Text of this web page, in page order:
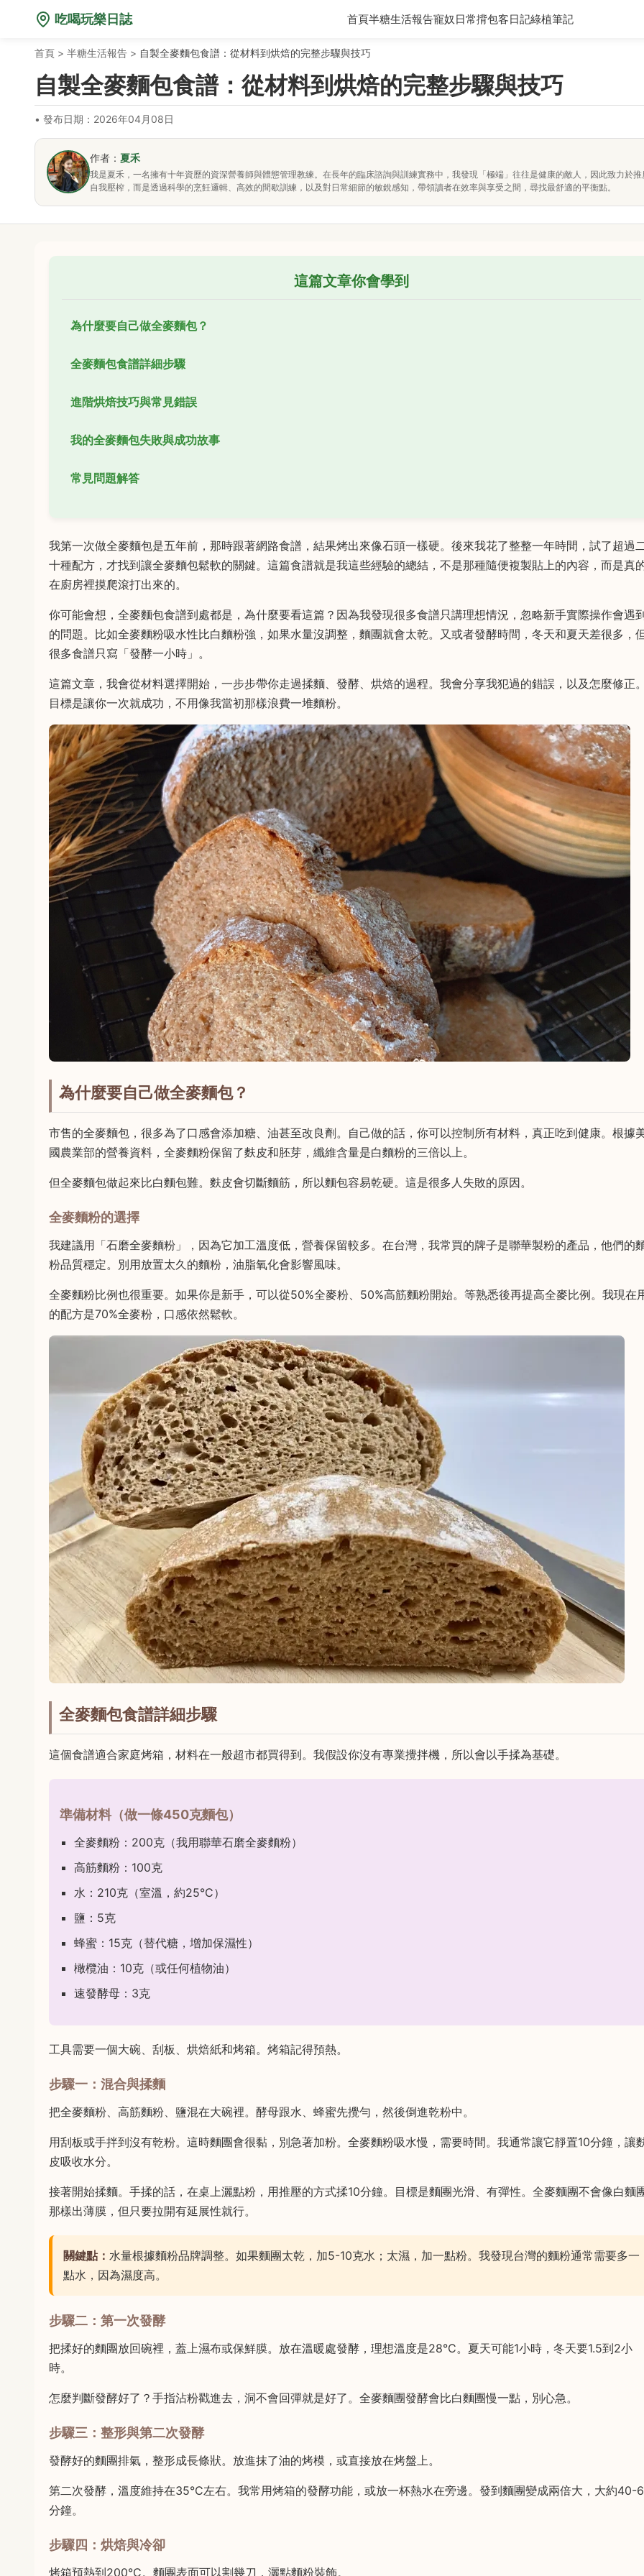
吃喝玩樂日誌 首頁半糖生活報告寵奴日常揹包客日記綠植筆記
首頁 > 半糖生活報告 > 自製全麥麵包食譜：從材料到烘焙的完整步驟與技巧
自製全麥麵包食譜：從材料到烘焙的完整步驟與技巧
• 發布日期：2026年04月08日
作者： 夏禾
我是夏禾，一名擁有十年資歷的資深營養師與體態管理教練。在長年的臨床諮詢與訓練實務中，我發現「極端」往往是健康的敵人，因此致力於
自我壓榨，而是透過科學的烹飪邏輯、高效的間歇訓練，以及對日常細節的敏銳感知，帶領讀者在效率與享受之間，尋找最舒適的平衡點。
這篇文章你會學到
為什麼要自己做全麥麵包？
全麥麵包食譜詳細步驟
進階烘焙技巧與常見錯誤
我的全麥麵包失敗與成功故事
常見問題解答
我第一次做全麥麵包是五年前，那時跟著網路食譜，結果烤出來像石頭一樣硬。後來我花了整整一年時間，試了超過
十種配方，才找到讓全麥麵包鬆軟的關鍵。這篇食譜就是我這些經驗的總結，不是那種隨便複製貼上的內容，而是真
在廚房裡摸爬滾打出來的。
你可能會想，全麥麵包食譜到處都是，為什麼要看這篇？因為我發現很多食譜只講理想情況，忽略新手實際操作會遇
的問題。比如全麥麵粉吸水性比白麵粉強，如果水量沒調整，麵團就會太乾。又或者發酵時間，冬天和夏天差很多，
很多食譜只寫「發酵一小時」。
這篇文章，我會從材料選擇開始，一步步帶你走過揉麵、發酵、烘焙的過程。我會分享我犯過的錯誤，以及怎麼修正
目標是讓你一次就成功，不用像我當初那樣浪費一堆麵粉。
為什麼要自己做全麥麵包？
市售的全麥麵包，很多為了口感會添加糖、油甚至改良劑。自己做的話，你可以控制所有材料，真正吃到健康。根據
國農業部的營養資料，全麥麵粉保留了麩皮和胚芽，纖維含量是白麵粉的三倍以上。
但全麥麵包做起來比白麵包難。麩皮會切斷麵筋，所以麵包容易乾硬。這是很多人失敗的原因。
全麥麵粉的選擇
我建議用「石磨全麥麵粉」，因為它加工溫度低，營養保留較多。在台灣，我常買的牌子是聯華製粉的產品，他們的
粉品質穩定。別用放置太久的麵粉，油脂氧化會影響風味。
全麥麵粉比例也很重要。如果你是新手，可以從50%全麥粉、50%高筋麵粉開始。等熟悉後再提高全麥比例。我現在
的配方是70%全麥粉，口感依然鬆軟。
全麥麵包食譜詳細步驟
這個食譜適合家庭烤箱，材料在一般超市都買得到。我假設你沒有專業攪拌機，所以會以手揉為基礎。
準備材料（做一條450克麵包）
全麥麵粉：200克（我用聯華石磨全麥麵粉）
高筋麵粉：100克
水：210克（室溫，約25°C）
鹽：5克
蜂蜜：15克（替代糖，增加保濕性）
橄欖油：10克（或任何植物油）
速發酵母：3克
工具需要一個大碗、刮板、烘焙紙和烤箱。烤箱記得預熱。
步驟一：混合與揉麵
把全麥麵粉、高筋麵粉、鹽混在大碗裡。酵母跟水、蜂蜜先攪勻，然後倒進乾粉中。
用刮板或手拌到沒有乾粉。這時麵團會很黏，別急著加粉。全麥麵粉吸水慢，需要時間。我通常讓它靜置10分鐘，讓
皮吸收水分。
接著開始揉麵。手揉的話，在桌上灑點粉，用推壓的方式揉10分鐘。目標是麵團光滑、有彈性。全麥麵團不會像白麵
那樣出薄膜，但只要拉開有延展性就行。
關鍵點： 水量根據麵粉品牌調整。如果麵團太乾，加5-10克水；太濕，加一點粉。我發現台灣的麵粉通常需要多一
點水，因為濕度高。
步驟二：第一次發酵
把揉好的麵團放回碗裡，蓋上濕布或保鮮膜。放在溫暖處發酵，理想溫度是28°C。夏天可能1小時，冬天要1.5到2小
時。
怎麼判斷發酵好了？手指沾粉戳進去，洞不會回彈就是好了。全麥麵團發酵會比白麵團慢一點，別心急。
步驟三：整形與第二次發酵
發酵好的麵團排氣，整形成長條狀。放進抹了油的烤模，或直接放在烤盤上。
第二次發酵，溫度維持在35°C左右。我常用烤箱的發酵功能，或放一杯熱水在旁邊。發到麵團變成兩倍大，大約40-
分鐘。
步驟四：烘焙與冷卻
烤箱預熱到200°C。麵團表面可以割幾刀，灑點麵粉裝飾。